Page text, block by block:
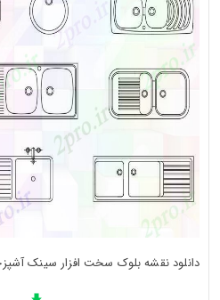
دانلود نقشه بلوک سخت افزار سینک